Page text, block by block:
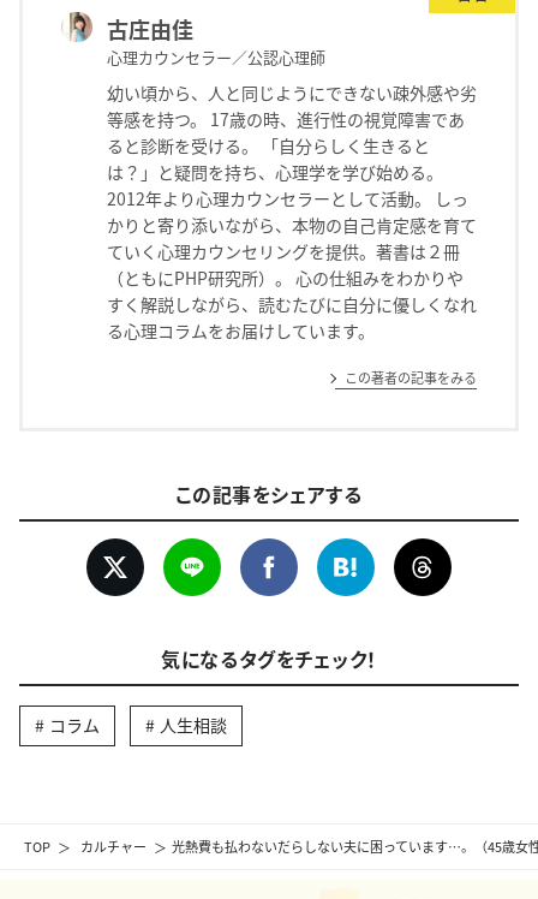
TOP カルチャー 光熱費も払わないだらしない夫に困っています…。（45歳女
古庄由佳
心理カウンセラー／公認心理師
幼い頃から、人と同じようにできない疎外感や劣
等感を持つ。 17歳の時、進行性の視覚障害であ
ると診断を受ける。 「自分らしく生きると
は？」と疑問を持ち、心理学を学び始める。
2012年より心理カウンセラーとして活動。 しっ
かりと寄り添いながら、本物の自己肯定感を育て
ていく心理カウンセリングを提供。著書は２冊
（ともにPHP研究所）。 心の仕組みをわかりや
すく解説しながら、読むたびに自分に優しくなれ
る心理コラムをお届けしています。
この著者の記事をみる
この記事をシェアする
気になるタグをチェック！
コラム 人生相談